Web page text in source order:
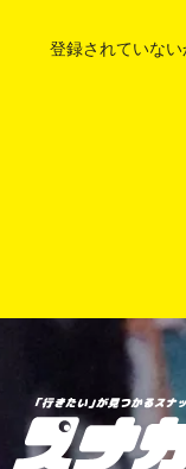
登録されていない